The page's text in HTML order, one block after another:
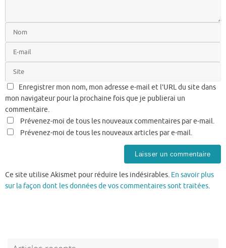
Enregistrer mon nom, mon adresse e-mail et l’URL du site dans
mon navigateur pour la prochaine fois que je publierai un
commentaire.
Prévenez-moi de tous les nouveaux commentaires par e-mail.
Prévenez-moi de tous les nouveaux articles par e-mail.
Ce site utilise Akismet pour réduire les indésirables. En savoir plus
sur la façon dont les données de vos commentaires sont traitées.